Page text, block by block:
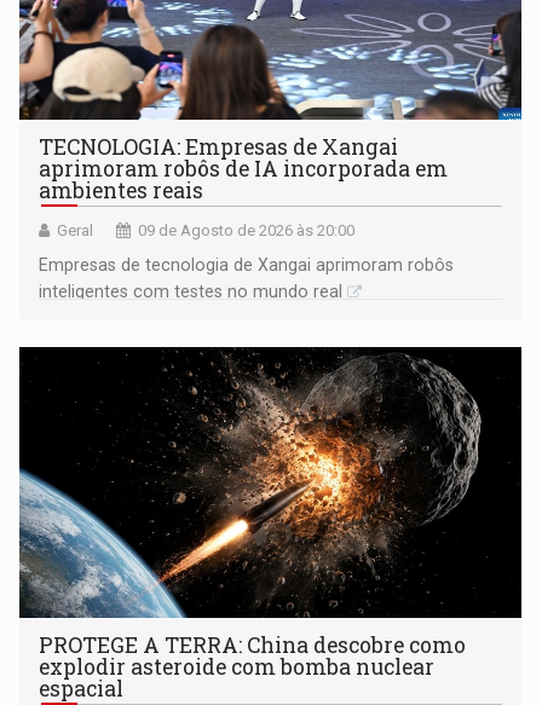
TECNOLOGIA: Empresas de Xangai
aprimoram robôs de IA incorporada em
ambientes reais
Geral 09 de Agosto de 2026 às 20:00
Empresas de tecnologia de Xangai aprimoram robôs
inteligentes com testes no mundo real
PROTEGE A TERRA: China descobre como
explodir asteroide com bomba nuclear
espacial